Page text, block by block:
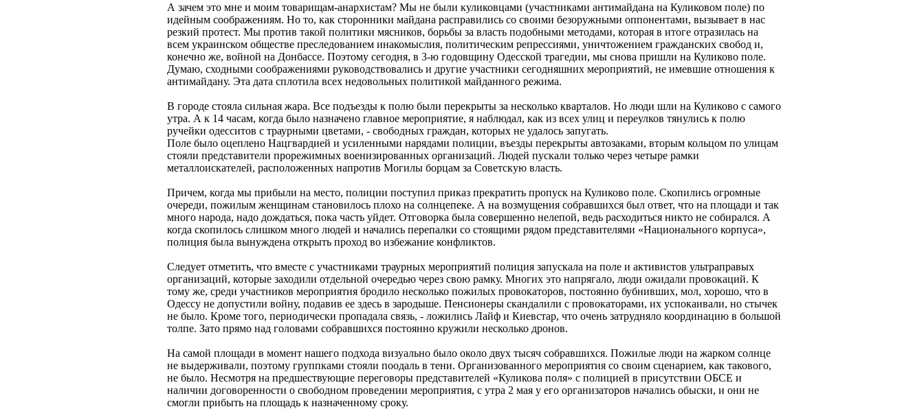
А зачем это мне и моим товарищам-анархистам? Мы не были куликовцами (участниками антимайдана на Куликовом поле) по
идейным соображениям. Но то, как сторонники майдана расправились со своими безоружными оппонентами, вызывает в нас
резкий протест. Мы против такой политики мясников, борьбы за власть подобными методами, которая в итоге отразилась на
всем украинском обществе преследованием инакомыслия, политическим репрессиями, уничтожением гражданских свобод и,
конечно же, войной на Донбассе. Поэтому сегодня, в 3-ю годовщину Одесской трагедии, мы снова пришли на Куликово поле.
Думаю, сходными соображениями руководствовались и другие участники сегодняшних мероприятий, не имевшие отношения к
антимайдану. Эта дата сплотила всех недовольных политикой майданного режима.
В городе стояла сильная жара. Все подъезды к полю были перекрыты за несколько кварталов. Но люди шли на Куликово с самого
утра. А к 14 часам, когда было назначено главное мероприятие, я наблюдал, как из всех улиц и переулков тянулись к полю
ручейки одесситов с траурными цветами, - свободных граждан, которых не удалось запугать.
Поле было оцеплено Нацгвардией и усиленными нарядами полиции, въезды перекрыты автозаками, вторым кольцом по улицам
стояли представители прорежимных военизированных организаций. Людей пускали только через четыре рамки
металлоискателей, расположенных напротив Могилы борцам за Советскую власть.
Причем, когда мы прибыли на место, полиции поступил приказ прекратить пропуск на Куликово поле. Скопились огромные
очереди, пожилым женщинам становилось плохо на солнцепеке. А на возмущения собравшихся был ответ, что на площади и так
много народа, надо дождаться, пока часть уйдет. Отговорка была совершенно нелепой, ведь расходиться никто не собирался. А
когда скопилось слишком много людей и начались перепалки со стоящими рядом представителями «Национального корпуса»,
полиция была вынуждена открыть проход во избежание конфликтов.
Следует отметить, что вместе с участниками траурных мероприятий полиция запускала на поле и активистов ультраправых
организаций, которые заходили отдельной очередью через свою рамку. Многих это напрягало, люди ожидали провокаций. К
тому же, среди участников мероприятия бродило несколько пожилых провокаторов, постоянно бубнивших, мол, хорошо, что в
Одессу не допустили войну, подавив ее здесь в зародыше. Пенсионеры скандалили с провокаторами, их успокаивали, но стычек
не было. Кроме того, периодически пропадала связь, - ложились Лайф и Киевстар, что очень затрудняло координацию в большой
толпе. Зато прямо над головами собравшихся постоянно кружили несколько дронов.
На самой площади в момент нашего подхода визуально было около двух тысяч собравшихся. Пожилые люди на жарком солнце
не выдерживали, поэтому группками стояли поодаль в тени. Организованного мероприятия со своим сценарием, как такового,
не было. Несмотря на предшествующие переговоры представителей «Куликова поля» с полицией в присутствии ОБСЕ и
наличии договоренности о свободном проведении мероприятия, с утра 2 мая у его организаторов начались обыски, и они не
смогли прибыть на площадь к назначенному сроку.